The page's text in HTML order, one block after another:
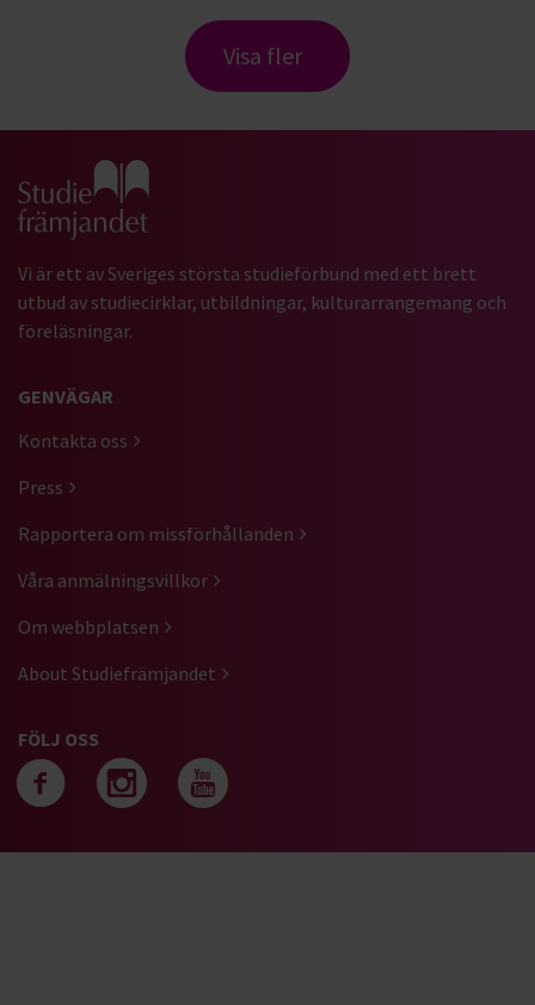
Visa fler
Gå till studiefrämjandets startsida
Vi är ett av Sveriges största studieförbund med ett brett
utbud av studiecirklar, utbildningar, kulturarrangemang och
föreläsningar.
GENVÄGAR
Kontakta oss
Press
Rapportera om missförhållanden
Våra anmälningsvillkor
Om webbplatsen
About Studiefrämjandet
FÖLJ OSS
Följ oss på facebook
Följ oss på
Följ oss på